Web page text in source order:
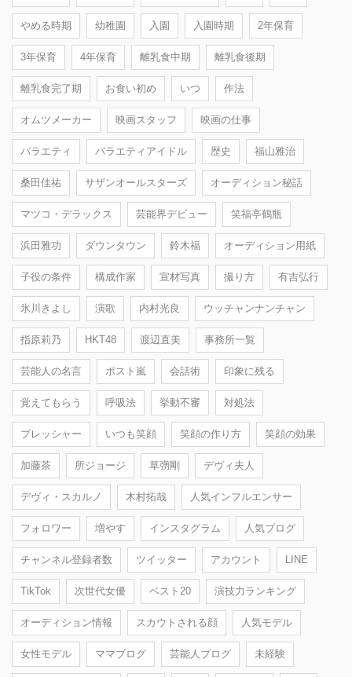
やめる時期 幼稚園 入園 入園時期 2年保育
3年保育 4年保育 離乳食中期 離乳食後期
離乳食完了期 お食い初め いつ 作法
オムツメーカー 映画スタッフ 映画の仕事
バラエティ バラエティアイドル 歴史 福山雅治
桑田佳祐 サザンオールスターズ オーディション秘話
マツコ・デラックス 芸能界デビュー 笑福亭鶴瓶
浜田雅功 ダウンタウン 鈴木福 オーディション用紙
子役の条件 構成作家 宣材写真 撮り方 有吉弘行
氷川きよし 演歌 内村光良 ウッチャンナンチャン
指原莉乃 HKT48 渡辺直美 事務所一覧
芸能人の名言 ポスト嵐 会話術 印象に残る
覚えてもらう 呼吸法 挙動不審 対処法
プレッシャー いつも笑顔 笑顔の作り方 笑顔の効果
加藤茶 所ジョージ 草彅剛 デヴィ夫人
デヴィ・スカルノ 木村拓哉 人気インフルエンサー
フォロワー 増やす インスタグラム 人気ブログ
チャンネル登録者数 ツイッター アカウント LINE
TikTok 次世代女優 ベスト20 演技力ランキング
オーディション情報 スカウトされる顔 人気モデル
女性モデル ママブログ 芸能人ブログ 未経験